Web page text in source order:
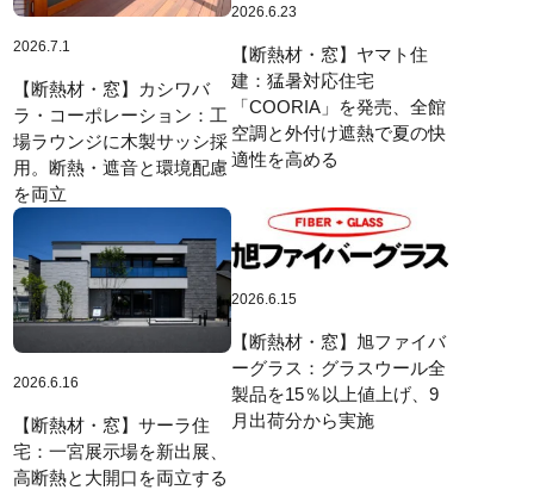
2026.7.1
【断熱材・窓】カシワバ
ラ・コーポレーション：工
場ラウンジに木製サッシ採
用。断熱・遮音と環境配慮
を両立
2026.6.23
【断熱材・窓】ヤマト住
建：猛暑対応住宅
「COORIA」を発売、全館
空調と外付け遮熱で夏の快
適性を高める
2026.6.16
【断熱材・窓】サーラ住
宅：一宮展示場を新出展、
高断熱と大開口を両立する
2026.6.15
【断熱材・窓】旭ファイバ
ーグラス：グラスウール全
製品を15％以上値上げ、9
月出荷分から実施